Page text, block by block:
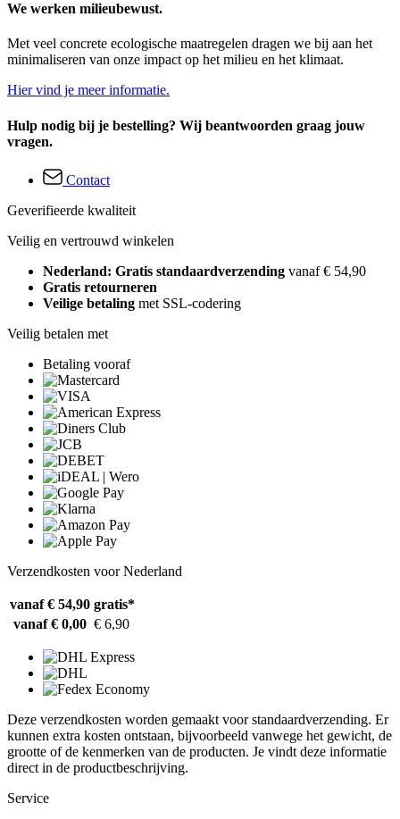
We werken milieubewust.
Met veel concrete ecologische maatregelen dragen we bij aan het
minimaliseren van onze impact op het milieu en het klimaat.
Hier vind je meer informatie.
Hulp nodig bij je bestelling? Wij beantwoorden graag jouw
vragen.
Contact
Geverifieerde kwaliteit
Veilig en vertrouwd winkelen
Nederland: Gratis standaardverzending vanaf € 54,90
Gratis retourneren
Veilige betaling met SSL-codering
Veilig betalen met
Betaling vooraf
Verzendkosten voor Nederland
vanaf € 54,90 gratis*
vanaf € 0,00 € 6,90
Deze verzendkosten worden gemaakt voor standaardverzending. Er
kunnen extra kosten ontstaan, bijvoorbeeld vanwege het gewicht, de
grootte of de kenmerken van de producten. Je vindt deze informatie
direct in de productbeschrijving.
Service